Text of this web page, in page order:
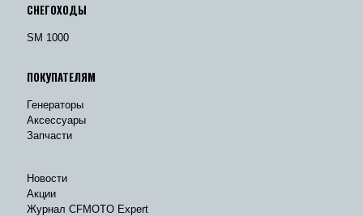
СНЕГОХОДЫ
SM 1000
ПОКУПАТЕЛЯМ
Генераторы
Аксессуары
Запчасти
Новости
Акции
Журнал CFMOTO Expert